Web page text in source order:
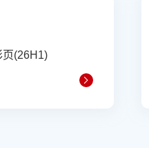
页(26H1)